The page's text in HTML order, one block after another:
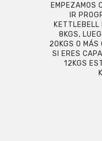
EMPEZAMOS
IR
KETTLEBELL
8KGS,
20KGS O MÁS
SI ERES
12KGS